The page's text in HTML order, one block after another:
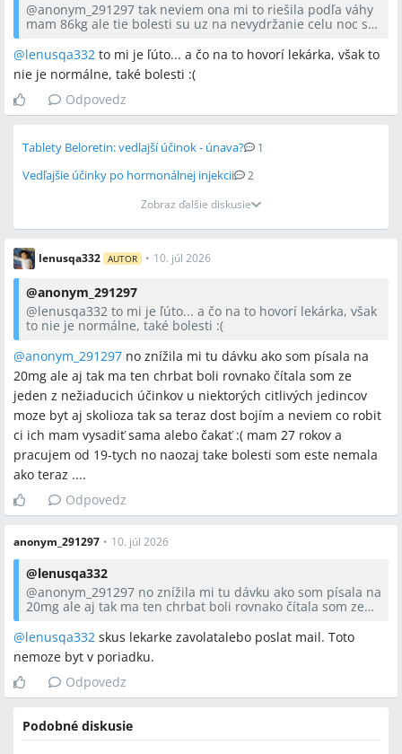
@anonym_291297 tak neviem ona mi to riešila podľa váhy
mam 86kg ale tie bolesti su uz na nevydržanie celu noc sa
pri nádychu...
@lenusqa332 to mi je ľúto... a čo na to hovorí lekárka, však to
nie je normálne, také bolesti :(
Odpovedz
Tablety Beloretin: vedlajší účinok - únava? 1
Vedľajšie účinky po hormonálnej injekcii
2
Zobraz ďalšie diskusie
lenusqa332 AUTOR • 10. júl 2026
@anonym_291297
@lenusqa332 to mi je ľúto... a čo na to hovorí lekárka, však
to nie je normálne, také bolesti :(
@anonym_291297 no znížila mi tu dávku ako som písala na
20mg ale aj tak ma ten chrbat boli rovnako čítala som ze
jeden z nežiaducich účinkov u niektorých citlivých jedincov
moze byt aj skolioza tak sa teraz dost bojím a neviem co robit
ci ich mam vysadiť sama alebo čakať :( mam 27 rokov a
pracujem od 19-tych no naozaj take bolesti som este nemala
ako teraz ....
Odpovedz
anonym_291297 • 10. júl 2026
@lenusqa332
@anonym_291297 no znížila mi tu dávku ako som písala na
20mg ale aj tak ma ten chrbat boli rovnako čítala som ze
moze byt aj skolioza tak sa teraz dost bojím a neviem co
robit ci ich mam vysadiť sama alebo čakať :( mam 27 rokov
a pracujem od 19-tych no naozaj take bolesti som este
nemala ako teraz ....
@lenusqa332 skus lekarke zavolatalebo poslat mail. Toto
nemoze byt v poriadku.
Odpovedz
Podobné diskusie